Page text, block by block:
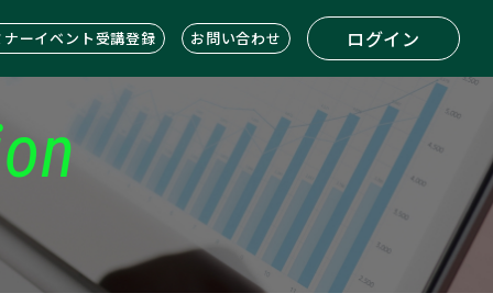
ナーイベント受講登録 お問い合わせ ログイン